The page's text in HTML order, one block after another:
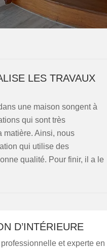
LES TRAVAUX
une maison songent à
qui sont très
matière. Ainsi, nous
qui utilise des
qualité. Pour finir, il a le
D’INTÉRIEURE
et experte en